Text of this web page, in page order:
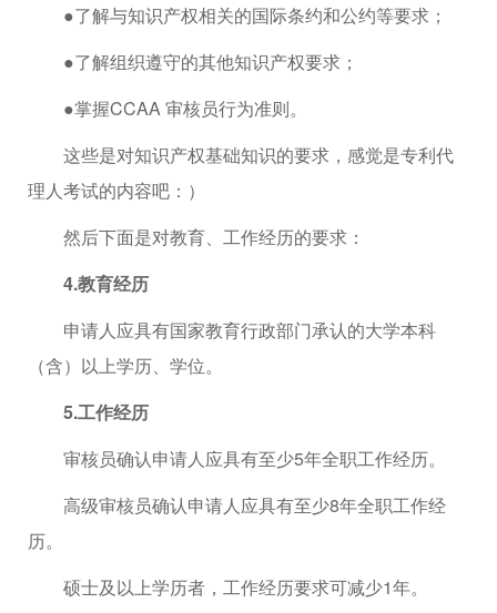
●了解与知识产权相关的国际条约和公约等要求；
●了解组织遵守的其他知识产权要求；
●掌握CCAA 审核员行为准则。
这些是对知识产权基础知识的要求，感觉是专利代
理人考试的内容吧：）
然后下面是对教育、工作经历的要求：
4.教育经历
申请人应具有国家教育行政部门承认的大学本科
（含）以上学历、学位。
5.工作经历
审核员确认申请人应具有至少5年全职工作经历。
高级审核员确认申请人应具有至少8年全职工作经
历。
硕士及以上学历者，工作经历要求可减少1年。